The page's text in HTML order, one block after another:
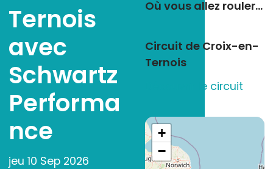
Ternois
avec
Schwartz
Performa
nce
jeu 10 Sep 2026
Où vous allez rouler…
Circuit de Croix-en-
Ternois
Découvrir le circuit
+
−